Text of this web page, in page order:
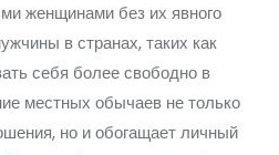
женщинами без их явного
в странах, таких как
себя более свободно в
местных обычаев не только
но и обогащает личный